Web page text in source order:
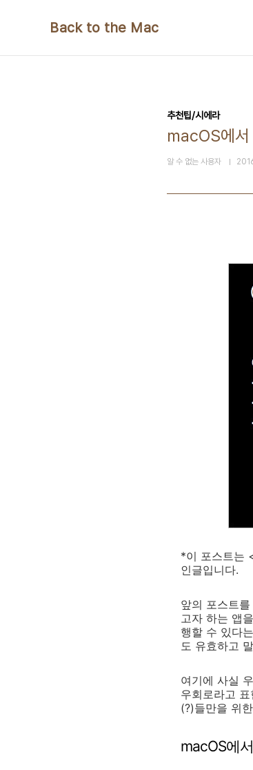
Back to the Mac
추천팁/시에라
macOS에서
알 수 없는 사용자
*이 포스트는
인글입니다.
앞의 포스트
고자 하는 앱
행할 수 있다
도 유효하고
여기에 사실
우회로라고
(?)들만을 위
macOS에